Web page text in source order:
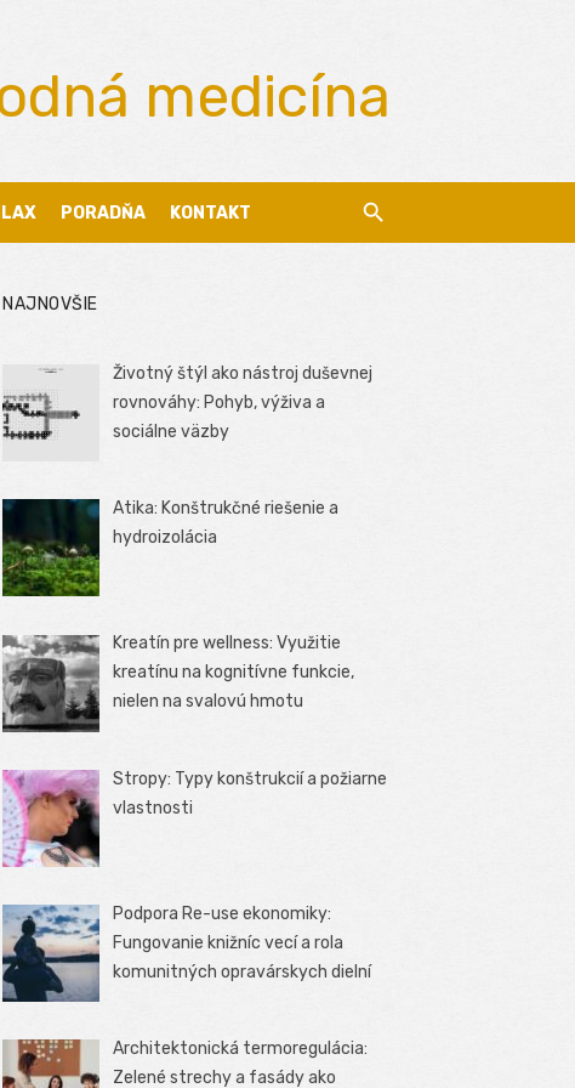
medicína
PORADŇA KONTAKT
NAJNOVŠIE
Životný štýl ako nástroj duševnej
rovnováhy: Pohyb, výživa a
sociálne väzby
Atika: Konštrukčné riešenie a
hydroizolácia
Kreatín pre wellness: Využitie
kreatínu na kognitívne funkcie,
nielen na svalovú hmotu
Stropy: Typy konštrukcií a požiarne
vlastnosti
Podpora Re-use ekonomiky:
Fungovanie knižníc vecí a rola
komunitných opravárskych dielní
Architektonická termoregulácia:
Zelené strechy a fasády ako